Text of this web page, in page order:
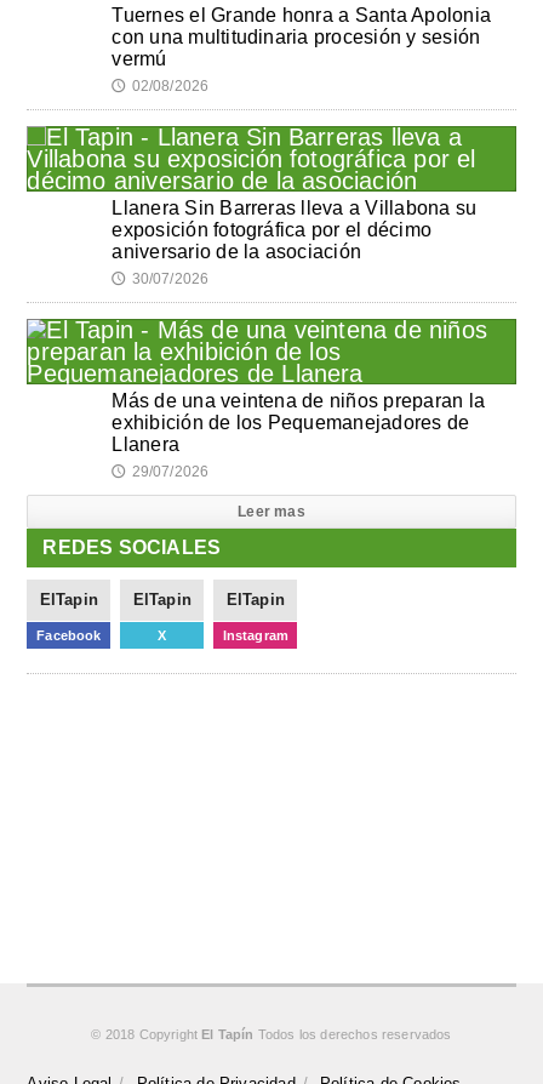
Tuernes el Grande honra a Santa Apolonia
con una multitudinaria procesión y sesión
vermú
🕔 02/08/2026
Llanera Sin Barreras lleva a Villabona su
exposición fotográfica por el décimo
aniversario de la asociación
🕔 30/07/2026
Más de una veintena de niños preparan la
exhibición de los Pequemanejadores de
Llanera
🕔 29/07/2026
Leer mas
REDES SOCIALES
ElTapin
Facebook
ElTapin
X
ElTapin
Instagram
© 2018 Copyright El Tapín Todos los derechos reservados